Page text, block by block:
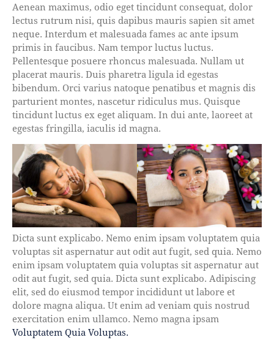
Aenean maximus, odio eget tincidunt consequat, dolor
lectus rutrum nisi, quis dapibus mauris sapien sit amet
neque. Interdum et malesuada fames ac ante ipsum
primis in faucibus. Nam tempor luctus luctus.
Pellentesque posuere rhoncus malesuada. Nullam ut
placerat mauris. Duis pharetra ligula id egestas
bibendum. Orci varius natoque penatibus et magnis dis
parturient montes, nascetur ridiculus mus. Quisque
tincidunt luctus ex eget aliquam. In dui ante, laoreet at
egestas fringilla, iaculis id magna.
Dicta sunt explicabo. Nemo enim ipsam voluptatem quia
voluptas sit aspernatur aut odit aut fugit, sed quia. Nemo
enim ipsam voluptatem quia voluptas sit aspernatur aut
odit aut fugit, sed quia. Dicta sunt explicabo. Adipiscing
elit, sed do eiusmod tempor incididunt ut labore et
dolore magna aliqua. Ut enim ad veniam quis nostrud
exercitation enim ullamco. Nemo magna ipsam
Voluptatem Quia Voluptas.